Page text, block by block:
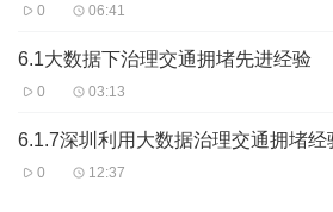
0 06:41
6.1大数据下治理交通拥堵先进经验
0 03:13
6.1.7深圳利用大数据治理交通拥堵经
0 12:37